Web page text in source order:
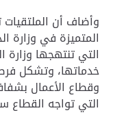
وأضاف أن
المتميزة في وزارة
التي تنتهجها
خدماتها، وتشكل
وقطاع الأعمال
التي تواجه القطاع